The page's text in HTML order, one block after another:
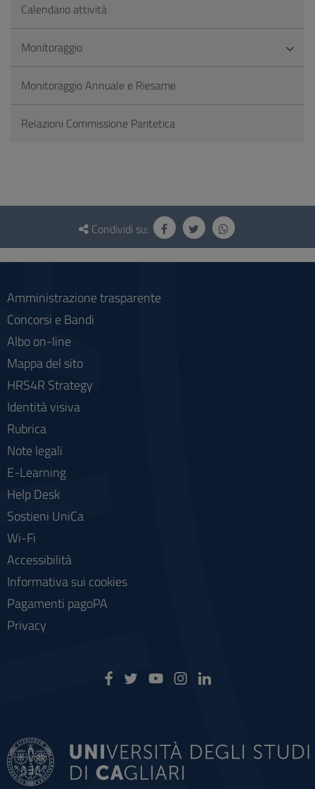
Calendario attività
Monitoraggio
Monitoraggio Annuale e Riesame
Relazioni Commissione Paritetica
Questionario
social
Condividi su:
Amministrazione trasparente
Concorsi e Bandi
Albo on-line
Mappa del sito
HRS4R Strategy
Identità visiva
Rubrica
Note legali
E-Learning
Help Desk
Sostieni UniCa
Wi-Fi
Accessibilità
Informativa sui cookies
Pagamenti pagoPA
Privacy